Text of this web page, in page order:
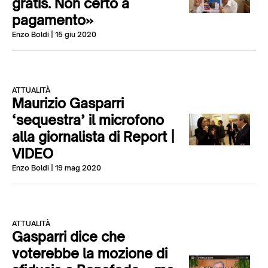
gratis. Non certo a
pagamento»
Enzo Boldi | 15 giu 2020
ATTUALITÀ
Maurizio Gasparri
‘sequestra’ il microfono
alla giornalista di Report |
VIDEO
Enzo Boldi | 19 mag 2020
ATTUALITÀ
Gasparri dice che
voterebbe la mozione di